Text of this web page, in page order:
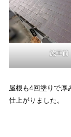
施工前
屋根も4回塗りで厚
仕上がりました。